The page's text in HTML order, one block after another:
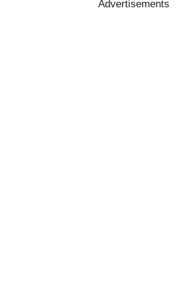
Advertisements